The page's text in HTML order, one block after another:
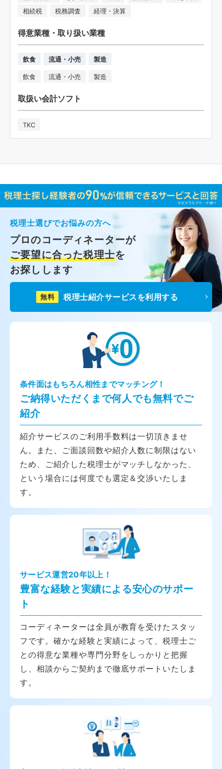
相続税
税務調査 経理・決算
得意業種・取り扱い業種
飲食 流通・小売 製造
飲食 流通・小売 製造
取扱い会計ソフト
TKC
税理士選びでお悩みの方へ
プロのコーディネーターが
ご要望に合った税理士を
お探しします
無料 税理士紹介サービスを利用する
条件面はもちろん相性までマッチング！
ご納得いただくまで何人でも無料でご
紹介
紹介サービスのご利用手数料は一切頂きませ
ん。また、ご面談回数や紹介人数に制限はない
ため、ご紹介した税理士がマッチしなかった、
という場合には何度でも選定＆交渉いたしま
す。
サービス運営20年以上！
豊富な経験と実績による安心のサポー
ト
コーディネーターは全員が教育を受けたスタッ
フです。確かな経験と実績によって、税理士ご
との得意な業種や専門分野をしっかりと把握
し、相談からご契約まで徹底サポートいたしま
す。